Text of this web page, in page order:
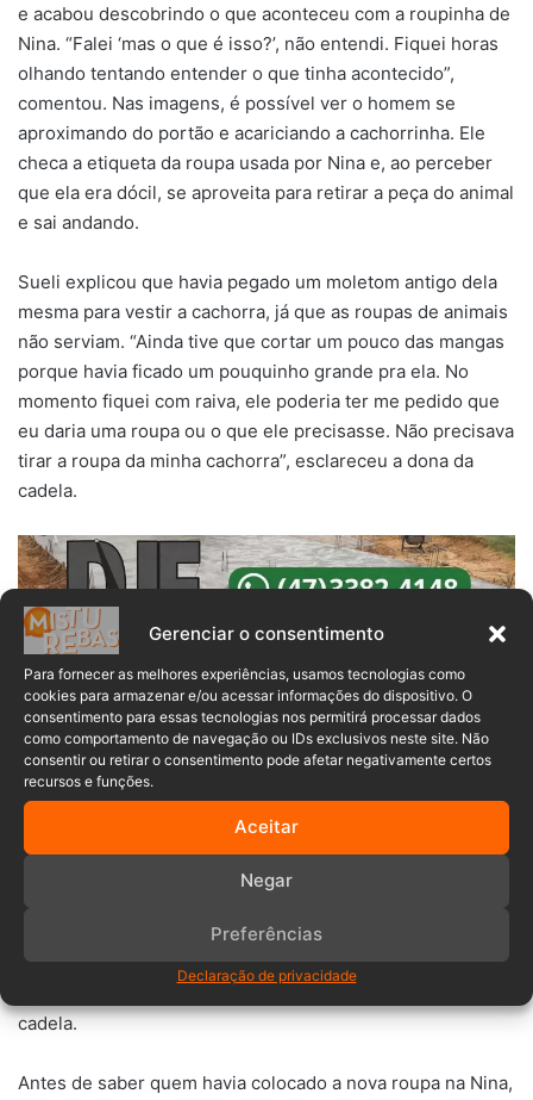
Gerenciar o consentimento
Para fornecer as melhores experiências, usamos tecnologias como
cookies para armazenar e/ou acessar informações do dispositivo. O
consentimento para essas tecnologias nos permitirá processar dados
como comportamento de navegação ou IDs exclusivos neste site. Não
consentir ou retirar o consentimento pode afetar negativamente certos
recursos e funções.
Aceitar
Negar
Preferências
Declaração de privacidade
e acabou descobrindo o que aconteceu com a roupinha de
Nina. “Falei ‘mas o que é isso?’, não entendi. Fiquei horas
olhando tentando entender o que tinha acontecido”,
comentou. Nas imagens, é possível ver o homem se
aproximando do portão e acariciando a cachorrinha. Ele
checa a etiqueta da roupa usada por Nina e, ao perceber
que ela era dócil, se aproveita para retirar a peça do animal
e sai andando.
Sueli explicou que havia pegado um moletom antigo dela
mesma para vestir a cachorra, já que as roupas de animais
não serviam. “Ainda tive que cortar um pouco das mangas
porque havia ficado um pouquinho grande pra ela. No
momento fiquei com raiva, ele poderia ter me pedido que
eu daria uma roupa ou o que ele precisasse. Não precisava
tirar a roupa da minha cachorra”, esclareceu a dona da
cadela.
A cachorra Nina foi resgatada há três anos e é uma animal
muito dócil. “Ela é dada com todo mundo. Criança, idoso,
todo mundo que chega no portão ela pede carinho”.
Homem é esfaqueado no abdômen em
Ituporanga
Apesar de ter tido a roupinha furtada, Nina recebeu uma
roupa nova de uma colega de trabalho da dona da clínica
onde Sueli trabalha. A mulher soube do ocorrido e no
cadela.
Antes de saber quem havia colocado a nova roupa na Nina,